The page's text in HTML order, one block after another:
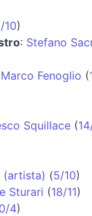
10)
: Stefano
Marco Fenoglio (
Squillace (
(artista) (5/10)
Sturari (18/11)
4)